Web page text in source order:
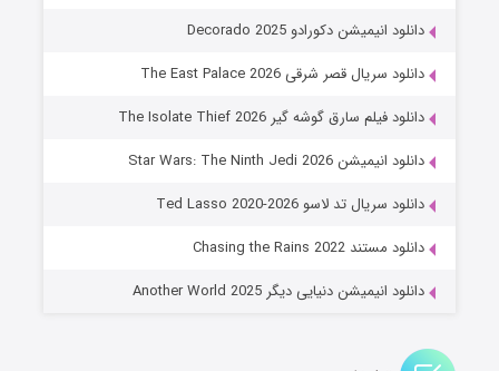
قسمت۱۴ (زیرنویس) منتشر شد
دانلود انیمیشن دکورادو Decorado 2025
دانلود سریال قصر شرقی The East Palace 2026
دانلود فیلم سارق گوشه گیر The Isolate Thief 2026
دانلود انیمیشن Star Wars: The Ninth Jedi 2026
دانلود سریال تد لاسو Ted Lasso 2020-2026
دانلود مستند Chasing the Rains 2022
دانلود انیمیشن دنیایی دیگر Another World 2025